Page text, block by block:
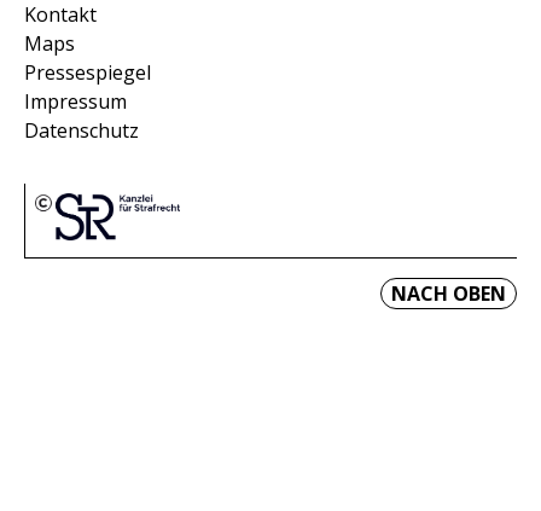
Kontakt
Maps
Pressespiegel
Impressum
Datenschutz
NACH OBEN